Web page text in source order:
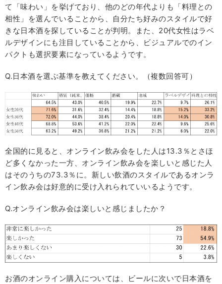
て「味わい」を挙げており、他のどの年代よりも「料理との
相性」を選んでいることから、自分たち好みのスタイルで好
きな日本酒を探していることが判明。また、20代女性はラベ
ルデザインにも注目していることから、ビジュアルでのイン
パクトも選択要素になっているようです。
Q.日本酒を選ぶ基準を教えてください。（複数回答可）
全国的に見ると、オンライン飲み会をした人は13.3％とさほ
ど多くなかった一方、オンライン飲み会を楽しいと感じた人
はそのうちの73.3％に。新しい飲酒のスタイルであるオンラ
イン飲み会は好意的に受け入れられていいるようです。
Q.オンライン飲み会は楽しいと感じましたか？
お酒のオンライン購入については、ビールに次いで日本酒を